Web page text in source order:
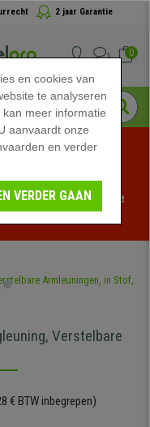
2 jaar Garantie
0
bij bureaustoelpro!
tijd - Bekijk de
Verstelbare
€ BTW inbegrepen)
en cookies van
te analyseren
meer informatie
U aanvaardt onze
en verder
VERDER GAAN